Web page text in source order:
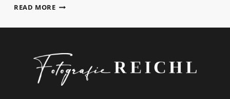
READ MOREHELENE
MICHAEL